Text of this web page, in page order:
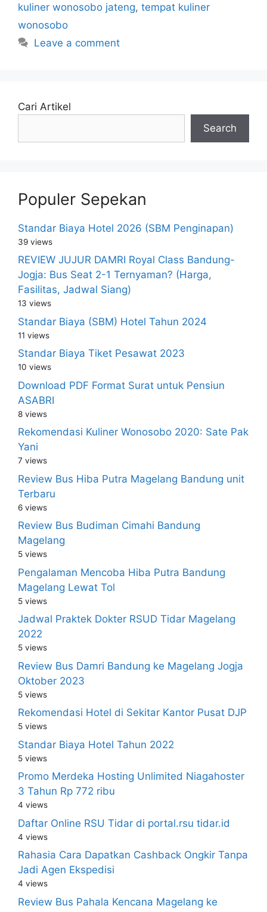
kuliner wonosobo jateng, tempat kuliner
wonosobo
Leave a comment
Cari Artikel
Search
Populer Sepekan
Standar Biaya Hotel 2026 (SBM Penginapan)
39 views
REVIEW JUJUR DAMRI Royal Class Bandung-
Jogja: Bus Seat 2-1 Ternyaman? (Harga,
Fasilitas, Jadwal Siang)
13 views
Standar Biaya (SBM) Hotel Tahun 2024
11 views
Standar Biaya Tiket Pesawat 2023
10 views
Download PDF Format Surat untuk Pensiun
ASABRI
8 views
Rekomendasi Kuliner Wonosobo 2020: Sate Pak
Yani
7 views
Review Bus Hiba Putra Magelang Bandung unit
Terbaru
6 views
Review Bus Budiman Cimahi Bandung
Magelang
5 views
Pengalaman Mencoba Hiba Putra Bandung
Magelang Lewat Tol
5 views
Jadwal Praktek Dokter RSUD Tidar Magelang
2022
5 views
Review Bus Damri Bandung ke Magelang Jogja
Oktober 2023
5 views
Rekomendasi Hotel di Sekitar Kantor Pusat DJP
5 views
Standar Biaya Hotel Tahun 2022
5 views
Promo Merdeka Hosting Unlimited Niagahoster
3 Tahun Rp 772 ribu
4 views
Daftar Online RSU Tidar di portal.rsu tidar.id
4 views
Rahasia Cara Dapatkan Cashback Ongkir Tanpa
Jadi Agen Ekspedisi
4 views
Review Bus Pahala Kencana Magelang ke